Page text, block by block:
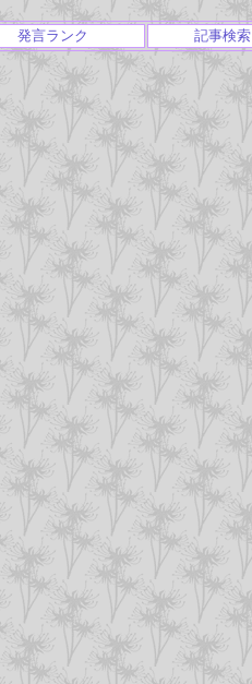
発言ランク 記事検索